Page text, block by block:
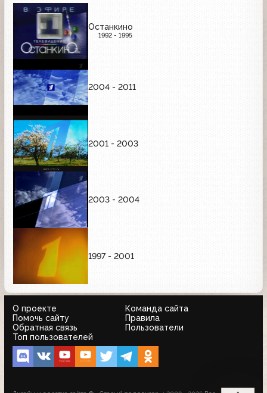
Останкино
1992 - 1995
2004 - 2011
2001 - 2003
2003 - 2004
1997 - 2001
О проекте
Команда сайта
Помочь сайту
Правила
Обратная связь
Пользователи
Топ пользователей